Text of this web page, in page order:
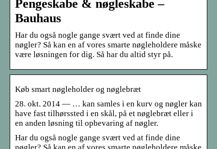
Pengeskabe & nøgleskabe –
Bauhaus
Har du også nogle gange svært ved at finde dine
nøgler? Så kan en af vores smarte nøgleholdere måske
være løsningen for dig. Så har du altid styr på.
Køb smart nøgleholder og nøglebræt
28. okt. 2014 — … kan samles i en kurv og nøgler kan
have fast tilhørssted i en skål, på et nøglebræt eller i
en anden løsning til opbevaring af nøgler.
Har du også nogle gange svært ved at finde dine
nøgler? Så kan en af vores smarte nøgleholdere måske